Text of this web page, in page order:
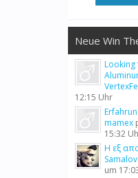
Neue Win
Looking
12:15 Uhr
mamex
15:32
Η εξ
um